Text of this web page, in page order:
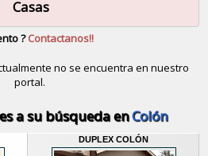
Casas
?Contactanos!!
no se encuentra en nuestro
portal.
a su búsqueda enColón
DUPLEX COLÓN